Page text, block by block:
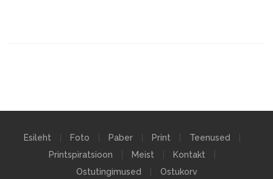
Esileht Foto Paber Print
Teenused
Printspiratsioon
Meist
Kontakt
Ostutingimused
Ostukorv